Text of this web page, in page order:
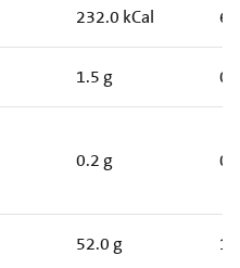
232.0 kCal
1.5 g
0.2 g
52.0 g